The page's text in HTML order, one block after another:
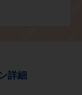
詳細